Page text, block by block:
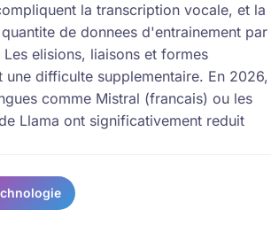
la transcription vocale, et la
de donnees d'entrainement par
elisions, liaisons et formes
une difficulte supplementaire. En 2026,
comme Mistral (francais) ou les
Llama ont significativement reduit